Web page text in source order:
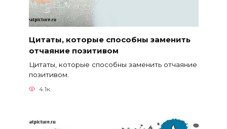
Цитаты, которые способны заменить
отчаяние позитивом
Цитаты, которые способны заменить отчаяние
позитивом.
4.1к.